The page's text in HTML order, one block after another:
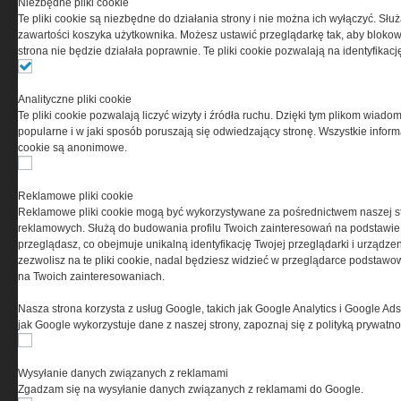
odpowiedzialnością Spółka komandytowa, nr KRS:
0000537655, NIP 1132860378, REGON 146393437
(zwana dalej Grupa MEDIUM) w postaci Regulaminu.
Ta witryna wykorzystuje pliki cookies do przechowywania
informacji na Twoim komputerze. Pliki cookies stosujemy
w celu świadczenia usług na najwyższym poziomie,
w tym w sposób dostosowany do indywidualnych potrzeb.
cookies oznacza, że będą one zamieszczane w Twoim
urządzeniu końcowym. W każdym momencie możesz
dokonać zmiany ustawień przeglądarki dotyczących
serwisu prosimy o zapoznanie się z naszą
prywatności
oraz informacją o cookies
Niezbędne pliki cookie
Te pliki cookie są niezbędne do działania strony i nie można ich wyłączyć.
zawartości koszyka użytkownika. Możesz ustawić przeglądarkę tak, aby
strona nie będzie działała poprawnie. Te pliki cookie pozwalają na
Analityczne pliki cookie
Te pliki cookie pozwalają liczyć wizyty i źródła ruchu. Dzięki tym plikom
popularne i w jaki sposób poruszają się odwiedzający stronę. Wszystkie
cookie są anonimowe.
Reklamowe pliki cookie
Reklamowe pliki cookie mogą być wykorzystywane za pośrednictwem naszej
reklamowych. Służą do budowania profilu Twoich zainteresowań na
przeglądasz, co obejmuje unikalną identyfikację Twojej przeglądarki i
zezwolisz na te pliki cookie, nadal będziesz widzieć w przeglądarce
na Twoich zainteresowaniach.
Nasza strona korzysta z usług Google, takich jak Google Analytics i Google
jak Google wykorzystuje dane z naszej strony, zapoznaj się z polityką
Wysyłanie danych związanych z reklamami
Zgadzam się na wysyłanie danych związanych z reklamami do Google.